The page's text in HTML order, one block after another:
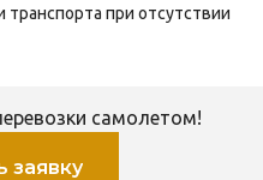
при отсутствии
самолетом!
заявку